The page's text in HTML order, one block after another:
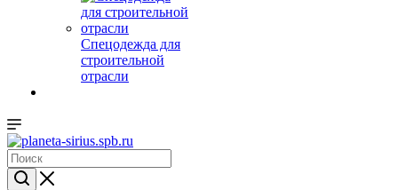
Спецодежда для
строительной
отрасли